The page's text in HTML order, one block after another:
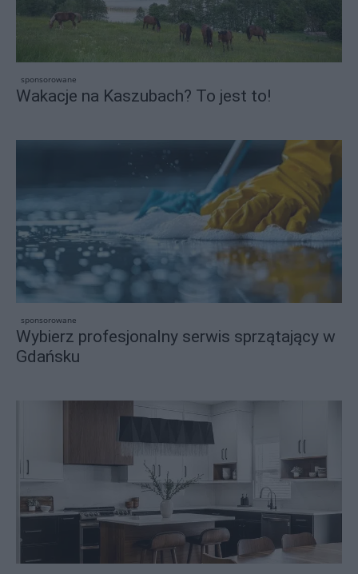
sponsorowane
Wakacje na Kaszubach? To jest to!
sponsorowane
Wybierz profesjonalny serwis sprzątający w
Gdańsku